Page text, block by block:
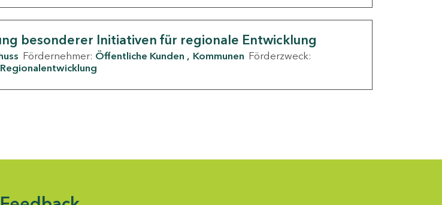
besonderer Initiativen für regionale Entwicklung
Fördernehmer: Öffentliche Kunden Kommunen Förderzweck: